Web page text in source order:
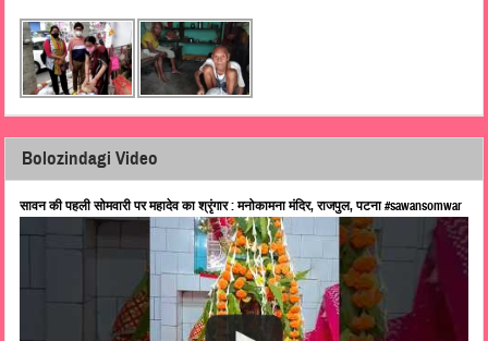
Bolozindagi Video
सावन की पहली सोमवारी पर महादेव का श्रृंगार : मनोकामना मंदिर, राजपुल, पटना #sawansomwar